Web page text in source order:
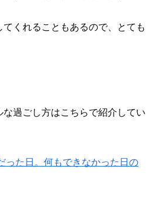
くれることもあるので、とても
過ごし方はこちらで紹介してい
った日。何もできなかった日の